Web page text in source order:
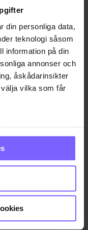
din personliga data,
teknologi såsom
information på din
annonser och
åskådarinsikter
vilka som får
plats
till flera meter
aktivt skanna den
uppgifter
när som
FRÅGOR OCH SVAR
TIDNINGEN
och
det samhälle vi
vi bryr oss
andra aktörer
kronan på